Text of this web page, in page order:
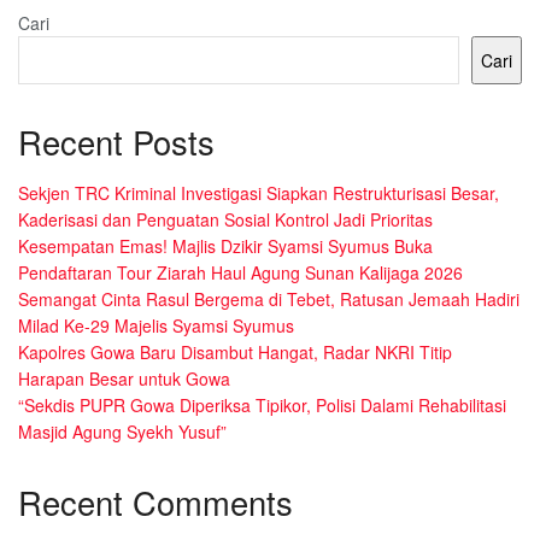
Cari
Cari
Recent Posts
Sekjen TRC Kriminal Investigasi Siapkan Restrukturisasi Besar,
Kaderisasi dan Penguatan Sosial Kontrol Jadi Prioritas
Kesempatan Emas! Majlis Dzikir Syamsi Syumus Buka
Pendaftaran Tour Ziarah Haul Agung Sunan Kalijaga 2026
Semangat Cinta Rasul Bergema di Tebet, Ratusan Jemaah Hadiri
Milad Ke-29 Majelis Syamsi Syumus
Kapolres Gowa Baru Disambut Hangat, Radar NKRI Titip
Harapan Besar untuk Gowa
“Sekdis PUPR Gowa Diperiksa Tipikor, Polisi Dalami Rehabilitasi
Masjid Agung Syekh Yusuf”
Recent Comments